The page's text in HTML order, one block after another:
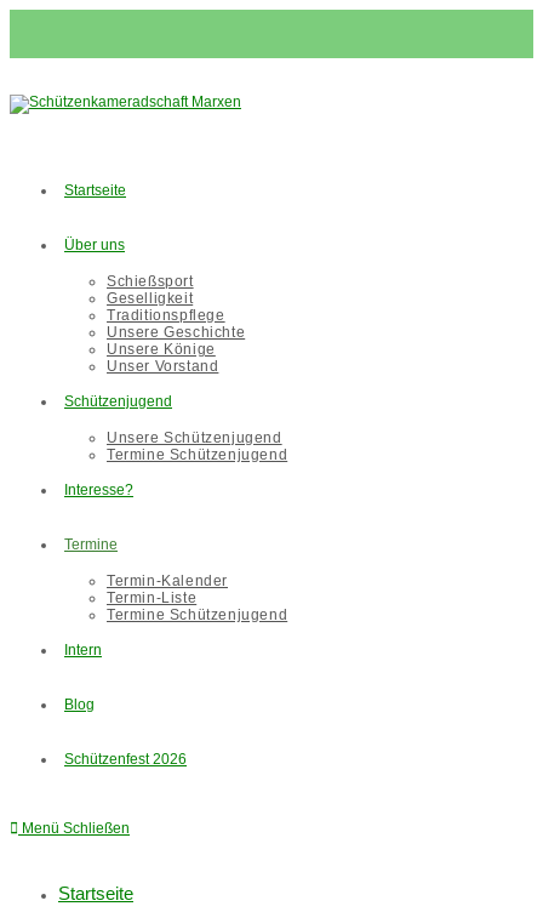
Startseite
Über uns
Schießsport
Geselligkeit
Traditionspflege
Unsere Geschichte
Unsere Könige
Unser Vorstand
Schützenjugend
Unsere Schützenjugend
Termine Schützenjugend
Interesse?
Termine
Termin-Kalender
Termin-Liste
Termine Schützenjugend
Intern
Blog
Schützenfest 2026
Menü Schließen
Startseite